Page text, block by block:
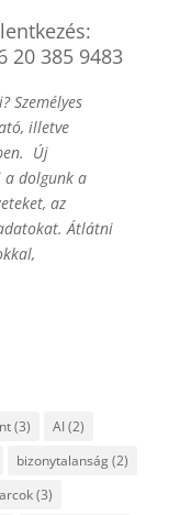
20 385 9483
Személyes
illetve
Új
dolgunk a
az
Átlátni
(3) AI(2)
bizonytalanság(2)
(3)